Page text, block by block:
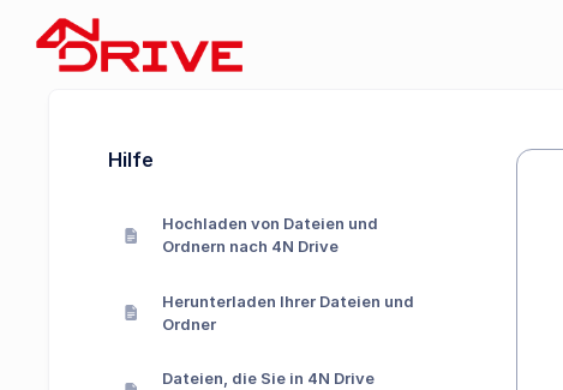
Hilfe
Hochladen von Dateien und
Ordnern nach 4N Drive
Herunterladen Ihrer Dateien und
Ordner
Dateien, die Sie in 4N Drive